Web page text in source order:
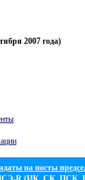
2007 года)
на посты